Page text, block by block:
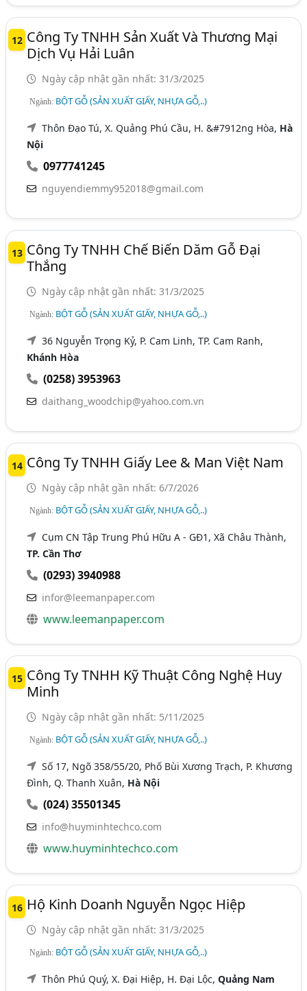
12 Công Ty TNHH Sản Xuất Và Thương Mại
Dịch Vụ Hải Luân
Ngày cập nhật gần nhất: 31/3/2025
Ngành: BỘT GỖ (SẢN XUẤT GIẤY, NHỰA GỖ,..)
Thôn Đạo Tú, X. Quảng Phú Cầu, H. &#7912ng Hòa, Hà
Nội
0977741245
nguyendiemmy952018@gmail.com
13 Công Ty TNHH Chế Biến Dăm Gỗ Đại
Thắng
Ngày cập nhật gần nhất: 31/3/2025
Ngành: BỘT GỖ (SẢN XUẤT GIẤY, NHỰA GỖ,..)
36 Nguyễn Trọng Kỷ, P. Cam Linh, TP. Cam Ranh,
Khánh Hòa
(0258) 3953963
daithang_woodchip@yahoo.com.vn
14 Công Ty TNHH Giấy Lee & Man Việt Nam
Ngày cập nhật gần nhất: 6/7/2026
Ngành: BỘT GỖ (SẢN XUẤT GIẤY, NHỰA GỖ,..)
Cụm CN Tập Trung Phú Hữu A - GĐ1, Xã Châu Thành,
TP. Cần Thơ
(0293) 3940988
infor@leemanpaper.com
www.leemanpaper.com
15 Công Ty TNHH Kỹ Thuật Công Nghệ Huy
Minh
Ngày cập nhật gần nhất: 5/11/2025
Ngành: BỘT GỖ (SẢN XUẤT GIẤY, NHỰA GỖ,..)
Số 17, Ngõ 358/55/20, Phố Bùi Xương Trạch, P. Khương
Đình, Q. Thanh Xuân, Hà Nội
(024) 35501345
info@huyminhtechco.com
www.huyminhtechco.com
16 Hộ Kinh Doanh Nguyễn Ngọc Hiệp
Ngày cập nhật gần nhất: 31/3/2025
Ngành: BỘT GỖ (SẢN XUẤT GIẤY, NHỰA GỖ,..)
Thôn Phú Quý, X. Đại Hiệp, H. Đại Lộc,Quảng Nam